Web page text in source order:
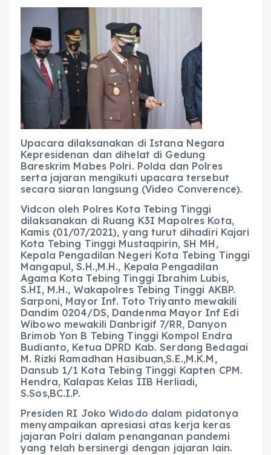
Upacara dilaksanakan di Istana Negara
Kepresidenan dan dihelat di Gedung
Bareskrim Mabes Polri. Polda dan Polres
serta jajaran mengikuti upacara tersebut
secara siaran langsung (Video Converence).
Vidcon oleh Polres Kota Tebing Tinggi
dilaksanakan di Ruang K3I Mapolres Kota,
Kamis (01/07/2021), yang turut dihadiri Kajari
Kota Tebing Tinggi Mustaqpirin, SH MH,
Kepala Pengadilan Negeri Kota Tebing Tinggi
Mangapul, S.H.,M.H., Kepala Pengadilan
Agama Kota Tebing Tinggi Ibrahim Lubis,
S.HI, M.H., Wakapolres Tebing Tinggi AKBP.
Sarponi, Mayor Inf. Toto Triyanto mewakili
Dandim 0204/DS, Dandenma Mayor Inf Edi
Wibowo mewakili Danbrigif 7/RR, Danyon
Brimob Yon B Tebing Tinggi Kompol Endra
Budianto, Ketua DPRD Kab. Serdang Bedagai
M. Rizki Ramadhan Hasibuan,S.E.,M.K.M,
Dansub 1/1 Kota Tebing Tinggi Kapten CPM.
Hendra, Kalapas Kelas IIB Herliadi,
S.Sos,BC.I.P.
Presiden RI Joko Widodo dalam pidatonya
menyampaikan apresiasi atas kerja keras
jajaran Polri dalam penanganan pandemi
yang telah bersinergi dengan jajaran lain.